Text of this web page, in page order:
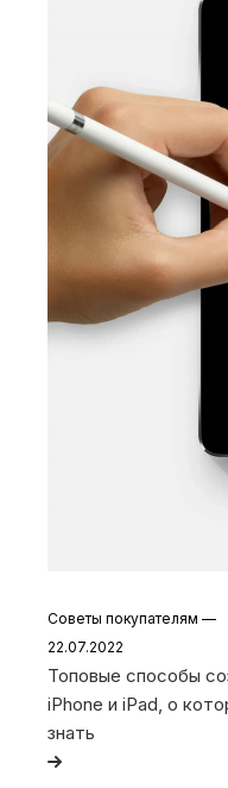
Советы покупателям —
22.07.2022
Топовые способы
iPhone и iPad, о
знать